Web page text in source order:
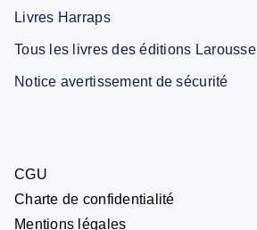
Livres Harraps
Tous les livres des éditions Larousse
Notice avertissement de sécurité
CGU
Charte de confidentialité
Mentions légales